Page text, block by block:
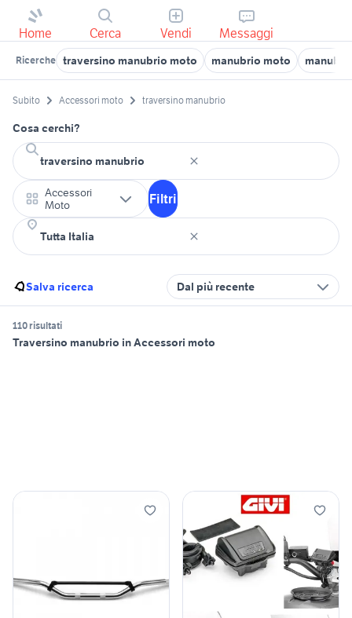
Home Cerca Vendi Messaggi
Ricerche traversino manubrio moto manubrio moto
Subito Accessori moto traversino manubrio
Cosa cerchi?
Accessori
Moto
Filtri
Salva ricerca Dal più recente
110 risultati
Traversino manubrio in Accessori moto